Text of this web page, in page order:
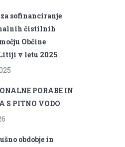
sofinanciranje
čistilnih
Občine
v letu 2025
PORABE IN
S PITNO VODO
obdobje in